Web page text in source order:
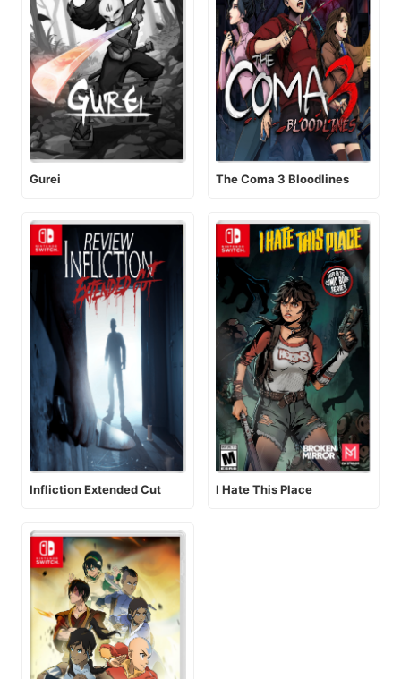
Gurei The Coma 3 Bloodlines
Infliction Extended Cut I Hate This Place